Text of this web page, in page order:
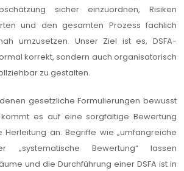
sicher einzuordnen, Risiken
und den gesamten Prozess fachlich
umzusetzen. Unser Ziel ist es, DSFA-
korrekt, sondern auch organisatorisch
zu gestalten.
gesetzliche Formulierungen bewusst
es auf eine sorgfältige Bewertung
an. Begriffe wie „umfangreiche
„systematische Bewertung“ lassen
und die Durchführung einer DSFA ist in